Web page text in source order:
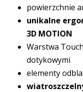
powierzchnie
unikalne
3D MOTION
Warstwa
dotykowymi
elementy